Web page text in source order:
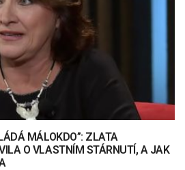
MÁLOKDO”: ZLATA
O VLASTNÍM STÁRNUTÍ, A JAK